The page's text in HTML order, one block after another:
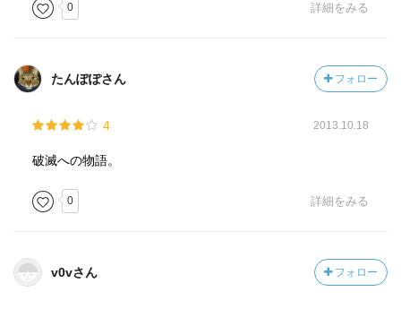
0 詳細をみる
たんぽぽさん フォロー
4 2013.10.18
破滅への物語。
0 詳細をみる
v0vさん フォロー